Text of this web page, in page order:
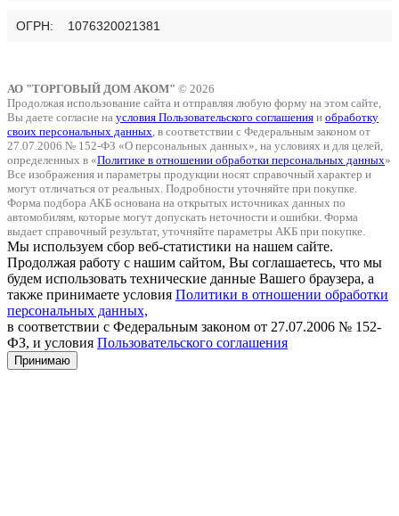
ОГРН: 1076320021381
АО "ТОРГОВЫЙ ДОМ АКОМ" © 2026
Продолжая использование сайта и отправляя любую форму на этом сайте,
Вы даете согласие на условия Пользовательского соглашения и обработку
своих персональных данных, в соответствии с Федеральным законом от
27.07.2006 № 152-ФЗ «О персональных данных», на условиях и для целей,
определенных в «Политике в отношении обработки персональных данных»
Все изображения и параметры продукции носят справочный характер и
могут отличаться от реальных. Подробности уточняйте при покупке.
Форма подбора АКБ основана на открытых источниках данных по
автомобилям, которые могут допускать неточности и ошибки. Форма
выдает справочный результат, уточняйте параметры АКБ при покупке.
Мы используем сбор веб-статистики на нашем сайте.
Продолжая работу с нашим сайтом, Вы соглашаетесь, что мы
будем использовать технические данные Вашего браузера, а
также принимаете условия Политики в отношении обработки
персональных данных,
в соответствии с Федеральным законом от 27.07.2006 № 152-
ФЗ, и условия Пользовательского соглашения
Принимаю